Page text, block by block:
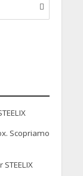
Scopriamo